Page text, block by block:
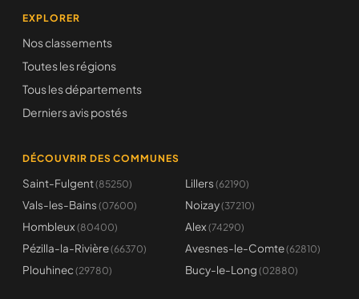
EXPLORER
Nos classements
Toutes les régions
Tous les départements
Derniers avis postés
DÉCOUVRIR DES COMMUNES
Saint-Fulgent(85250) Lillers (62190)
Vals-les-Bains (07600) Noizay(37210)
Hombleux (80400) Alex (74290)
Pézilla-la-Rivière(66370) Avesnes-le-Comte(62810)
Plouhinec (29780) Bucy-le-Long (02880)